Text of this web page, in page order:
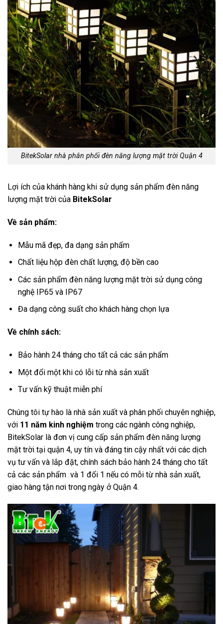
BitekSolar nhà phân phối đèn năng lượng mặt trời Quận 4
Lợi ích của khánh hàng khi sử dụng sản phẩm đèn năng
lượng mặt trời của BitekSolar
Về sản phẩm:
Mẫu mã đẹp, đa dạng sản phẩm
Chất liệu hộp đèn chất lượng, độ bền cao
Các sản phẩm đèn năng lượng mặt trời sử dụng công
nghệ IP65 và IP67
Đa dạng công suất cho khách hàng chọn lựa
Về chính sách:
Bảo hành 24 tháng cho tất cả các sản phẩm
Một đổi một khi có lỗi từ nhà sản xuất
Tư vấn kỹ thuật miễn phí
Chúng tôi tự hào là nhà sản xuất và phân phối chuyên nghiệp,
với 11 năm kinh nghiệm trong các ngành công nghiệp,
BitekSolar là đơn vị cung cấp sản phẩm đèn năng lượng
mặt trời tại quận 4, uy tín và đáng tin cậy nhất với các dịch
vụ tư vấn và lắp đặt, chính sách bảo hành 24 tháng cho tất
cả các sản phẩm và 1 đổi 1 nếu có mỗi từ nhà sản xuất,
giao hàng tận nơi trong ngày ở Quận 4.